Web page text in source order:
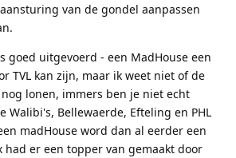
van de gondel aanpassen
goed uitgevoerd - een MadHouse een
TVL kan zijn, maar ik weet niet of de
lonen, immers ben je niet echt
Walibi's, Bellewaerde, Efteling en PHL
madHouse word dan al eerder een
had er een topper van gemaakt door